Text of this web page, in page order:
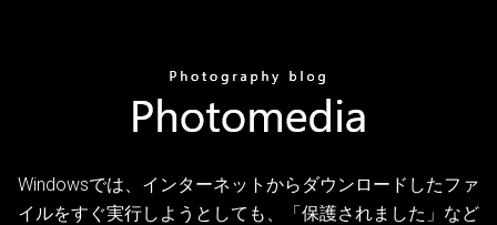
Windowsでは、インターネットからダウンロードしたファ
イルをすぐ実行しようとしても、「保護されました」など